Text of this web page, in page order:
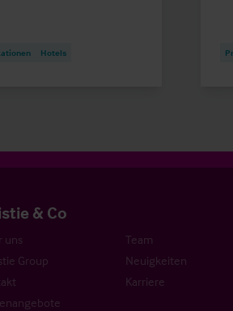
Hotels
& Co
uns
Team
Group
Neuigkeiten
Karriere